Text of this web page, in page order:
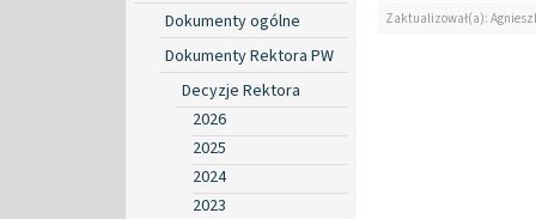
Dokumenty ogólne
Dokumenty Rektora PW
Decyzje Rektora
2026
2025
2024
2023
Zaktualizował(a):